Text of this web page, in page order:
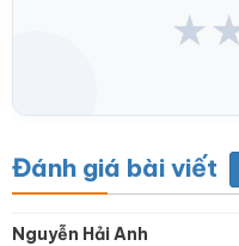
★
Đánh giá bài viết
Nguyễn Hải Anh